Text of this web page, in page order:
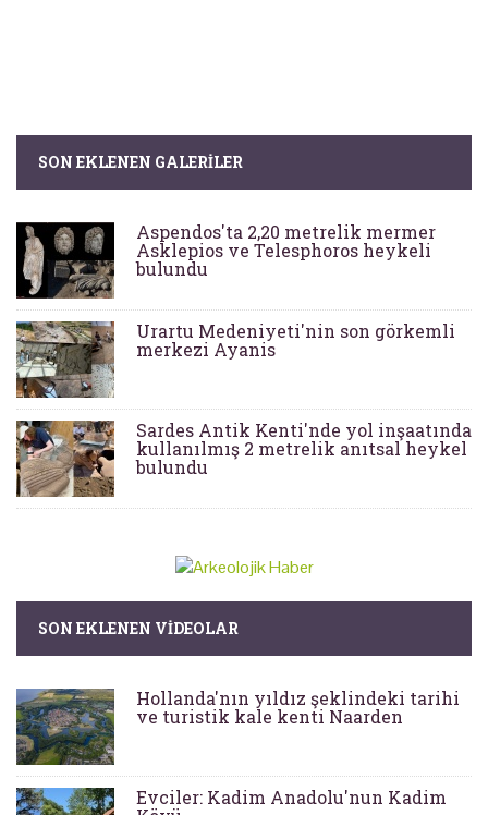
SON EKLENEN GALERILER
Aspendos'ta 2,20 metrelik mermer
Asklepios ve Telesphoros heykeli
bulundu
Urartu Medeniyeti'nin son görkemli
merkezi Ayanis
Sardes Antik Kenti'nde yol inşaatında
kullanılmış 2 metrelik anıtsal heykel
bulundu
SON EKLENEN VIDEOLAR
Hollanda'nın yıldız şeklindeki tarihi
ve turistik kale kenti Naarden
Evciler: Kadim Anadolu'nun Kadim